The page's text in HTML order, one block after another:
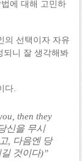
에 대해 고민하
의 선택이자 자유
되니 잘 생각해봐
다.
then they
신을 무시
, 다음엔 당
것이다)”